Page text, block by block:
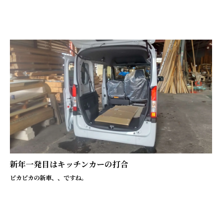
新年一発目はキッチンカーの打合
ピカピカの新車、、ですね。